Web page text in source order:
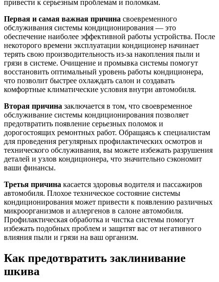
привести к серьезным проблемам и поломкам.
Первая и самая важная причина своевременного
обслуживания системы кондиционирования — это
обеспечение наиболее эффективной работы устройства. После
некоторого времени эксплуатации кондиционер начинает
терять свою производительность из-за накопления пыли и
грязи в системе. Очищение и промывка системы помогут
восстановить оптимальный уровень работы кондиционера,
что позволит быстрее охлаждать салон и создавать
комфортные климатические условия внутри автомобиля.
Вторая причина заключается в том, что своевременное
обслуживание системы кондиционирования позволяет
предотвратить появление серьезных поломок и
дорогостоящих ремонтных работ. Обращаясь к специалистам
для проведения регулярных профилактических осмотров и
технического обслуживания, вы можете избежать разрушения
деталей и узлов кондиционера, что значительно сэкономит
ваши финансы.
Третья причина касается здоровья водителя и пассажиров
автомобиля. Плохое техническое состояние системы
кондиционирования может привести к появлению различных
микроорганизмов и аллергенов в салоне автомобиля.
Профилактическая обработка и чистка системы помогут
избежать подобных проблем и защитят вас от негативного
влияния пыли и грязи на ваш организм.
Как предотвратить заклинивание
шкива